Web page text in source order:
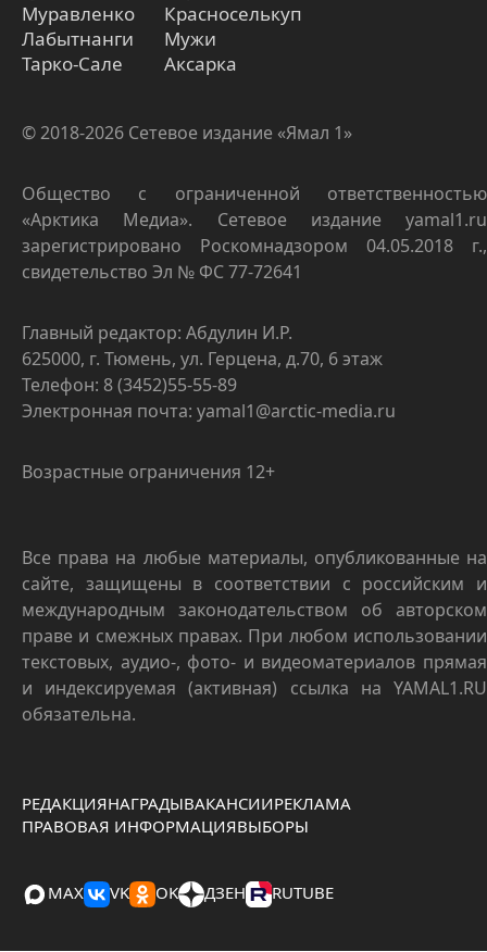
Муравленко
Лабытнанги
Тарко-Сале
Красноселькуп
Мужи
Аксарка
© 2018-2026 Сетевое издание «Ямал 1»
Общество с ограниченной ответственностью
«Арктика Медиа». Сетевое издание yamal1.ru
зарегистрировано Роскомнадзором 04.05.2018 г.,
свидетельство Эл № ФС 77-72641
Главный редактор: Абдулин И.Р.
625000, г. Тюмень, ул. Герцена, д.70, 6 этаж
Телефон: 8 (3452)55-55-89
Электронная почта: yamal1@arctic-media.ru
Возрастные ограничения 12+
Все права на любые материалы, опубликованные на
сайте, защищены в соответствии с российским и
международным законодательством об авторском
праве и смежных правах. При любом использовании
текстовых, аудио-, фото- и видеоматериалов прямая
и индексируемая (активная) ссылка на YAMAL1.RU
обязательна.
РЕДАКЦИЯНАГРАДЫВАКАНСИИРЕКЛАМА
ПРАВОВАЯ ИНФОРМАЦИЯВЫБОРЫ
MAX VK OK ДЗЕН RUTUBE